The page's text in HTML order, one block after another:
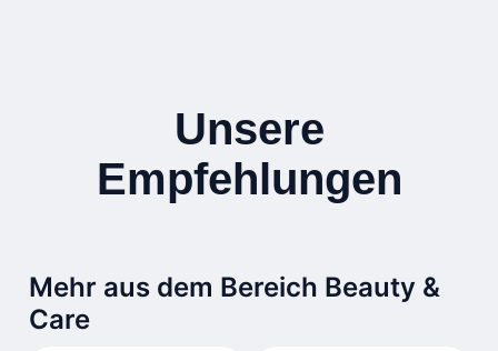
Unsere
Empfehlungen
Mehr aus dem Bereich Beauty &
Care